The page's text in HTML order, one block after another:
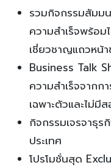
รวมกิจกรรมสัมมน
ความสำเร็จพร้อ
เชี่ยวชาญแถวหน้า
Business Talk
ความสำเร็จจาก
เฉพาะตัวและไม่มี
กิจกรรมเจรจาธุ
ประเทศ
โปรโมชั่นสุด